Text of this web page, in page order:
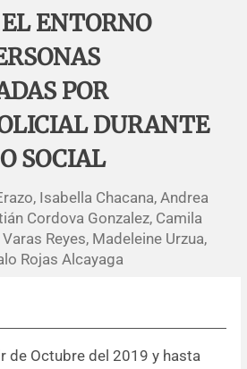
pública
autores
ENTORNO
POR
DURANTE
SOCIAL
Isabella Chacana, Andrea
Cordova Gonzalez, Camila
Reyes, Madeleine Urzua,
Rojas Alcayaga
de Octubre del 2019 y hasta